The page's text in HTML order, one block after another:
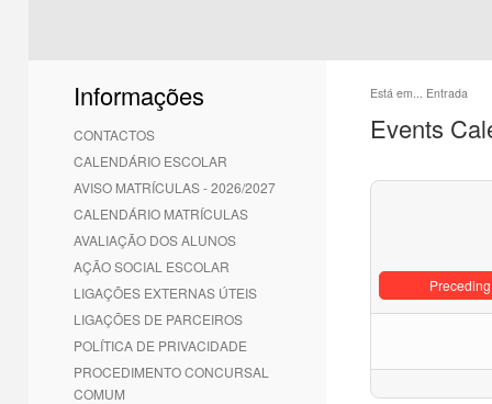
Informações
CONTACTOS
CALENDÁRIO ESCOLAR
AVISO MATRÍCULAS - 2026/2027
CALENDÁRIO MATRÍCULAS
AVALIAÇÃO DOS ALUNOS
AÇÃO SOCIAL ESCOLAR
LIGAÇÕES EXTERNAS ÚTEIS
LIGAÇÕES DE PARCEIROS
POLÍTICA DE PRIVACIDADE
PROCEDIMENTO CONCURSAL
COMUM
Está em... Entrada
Events